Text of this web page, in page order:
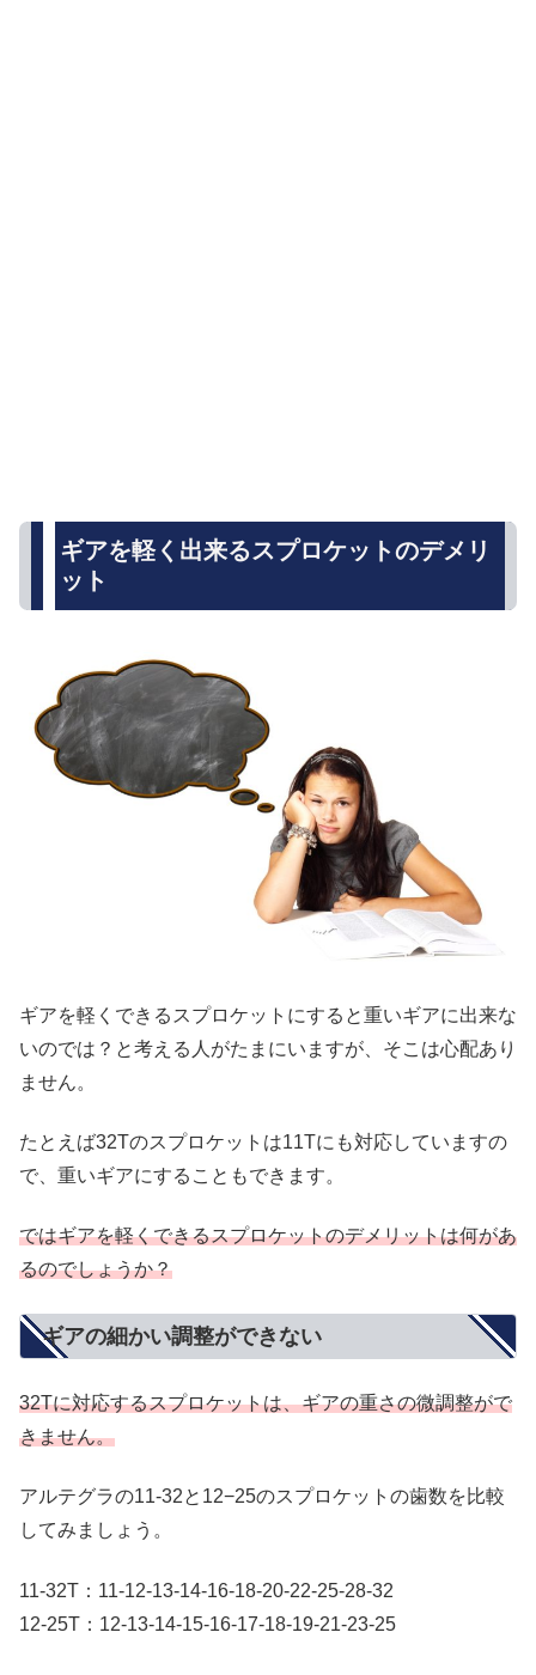
ギアを軽く出来るスプロケットのデメリ
ット
ギアを軽くできるスプロケットにすると重いギアに出来な
いのでは？と考える人がたまにいますが、そこは心配あり
ません。
たとえば32Tのスプロケットは11Tにも対応していますの
で、重いギアにすることもできます。
ではギアを軽くできるスプロケットのデメリットは何があ
るのでしょうか？
ギアの細かい調整ができない
32Tに対応するスプロケットは、ギアの重さの微調整がで
きません。
アルテグラの11-32と12−25のスプロケットの歯数を比較
してみましょう。
11-32T：11-12-13-14-16-18-20-22-25-28-32
12-25T：12-13-14-15-16-17-18-19-21-23-25